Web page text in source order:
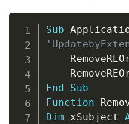
Sub
End
Sub
Function
Dim xSubject